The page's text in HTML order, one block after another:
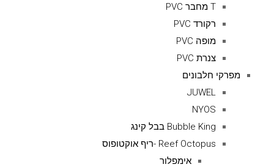
T מחבר PVC
רקורד PVC
מופה PVC
צנרת PVC
מפרקי חלבונים
JUWEL
NYOS
Bubble King בבל קינג
Reef Octopus -ריף אוקטופוס
אימפלור